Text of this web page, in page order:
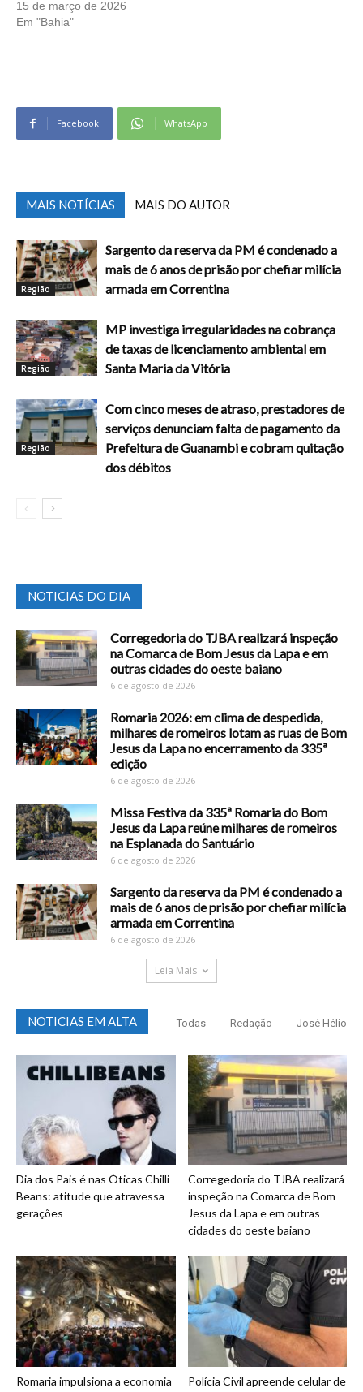
15 de março de 2026
Em "Bahia"
Facebook WhatsApp
MAIS NOTÍCIAS MAIS DO AUTOR
Região
Sargento da reserva da PM é condenado a
mais de 6 anos de prisão por chefiar milícia
armada em Correntina
Região
MP investiga irregularidades na cobrança
de taxas de licenciamento ambiental em
Santa Maria da Vitória
Região
Com cinco meses de atraso, prestadores de
serviços denunciam falta de pagamento da
Prefeitura de Guanambi e cobram quitação
dos débitos
NOTICIAS DO DIA
Corregedoria do TJBA realizará inspeção
na Comarca de Bom Jesus da Lapa e em
outras cidades do oeste baiano
6 de agosto de 2026
Romaria 2026: em clima de despedida,
milhares de romeiros lotam as ruas de Bom
Jesus da Lapa no encerramento da 335ª
edição
6 de agosto de 2026
Missa Festiva da 335ª Romaria do Bom
Jesus da Lapa reúne milhares de romeiros
na Esplanada do Santuário
6 de agosto de 2026
Sargento da reserva da PM é condenado a
mais de 6 anos de prisão por chefiar milícia
armada em Correntina
6 de agosto de 2026
Leia Mais
NOTICIAS EM ALTA Todas Redação José Hélio
Dia dos Pais é nas Óticas Chilli
Beans: atitude que atravessa
gerações
Corregedoria do TJBA realizará
inspeção na Comarca de Bom
Jesus da Lapa e em outras
cidades do oeste baiano
Romaria impulsiona a economia
Polícia Civil apreende celular de